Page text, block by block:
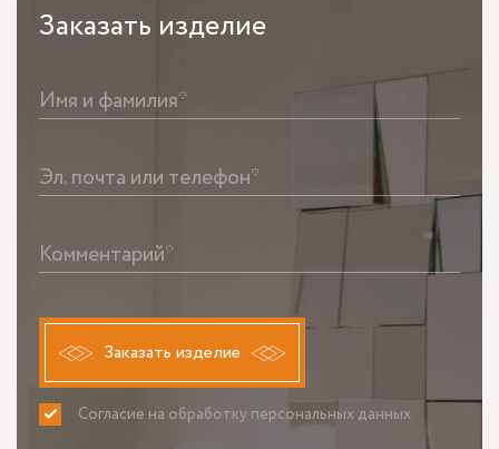
Заказать изделие
Имя и фамилия*
Эл. почта или телефон*
Комментарий*
Заказать изделие
Согласие на обработку персональных данных
ПРИНИМАЮ НЕ ПРИНИМАЮ